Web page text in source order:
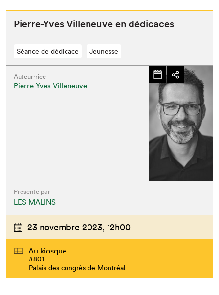
Pierre-Yves Vil­leneuve en dédicaces
Séance de dédicace Jeunesse
Auteur·rice
Pierre-Yves Villeneuve
Présenté par
LES MALINS
23 novembre 2023, 12h00
Au kiosque
#801
Palais des congrès de Montréal